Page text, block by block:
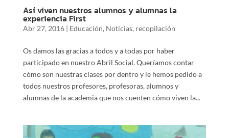
Así viven nuestros alumnos y alumnas la
experiencia First
Abr 27, 2016| Educación, Noticias, recopilación
Os damos las gracias a todos y a todas por haber
participado en nuestro Abril Social. Queríamos contar
cómo son nuestras clases por dentro y le hemos pedido a
todos nuestros profesores, profesoras, alumnos y
alumnas de la academia que nos cuenten cómo viven la...